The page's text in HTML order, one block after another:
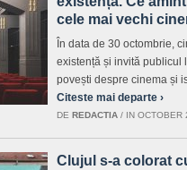
cele mai vechi
În data de 30 octombrie,
existență și invită publicul
povești despre cinema și
Citeste mai departe ›
DE REDACTIA / IN
Clujul s-a colorat